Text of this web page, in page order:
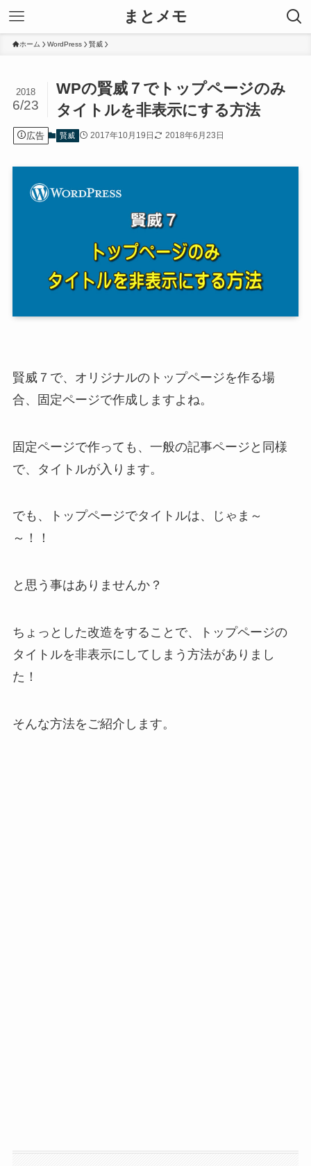
まとメモ
ホーム WordPress 賢威
WPの賢威７でトップページのみ
タイトルを非表示にする方法
2018
6/23
広告 賢威 2017年10月19日 2018年6月23日
賢威７で、オリジナルのトップページを作る場
合、固定ページで作成しますよね。
固定ページで作っても、一般の記事ページと同様
で、タイトルが入ります。
でも、トップページでタイトルは、じゃま～
～！！
と思う事はありませんか？
ちょっとした改造をすることで、トップページの
タイトルを非表示にしてしまう方法がありまし
た！
そんな方法をご紹介します。